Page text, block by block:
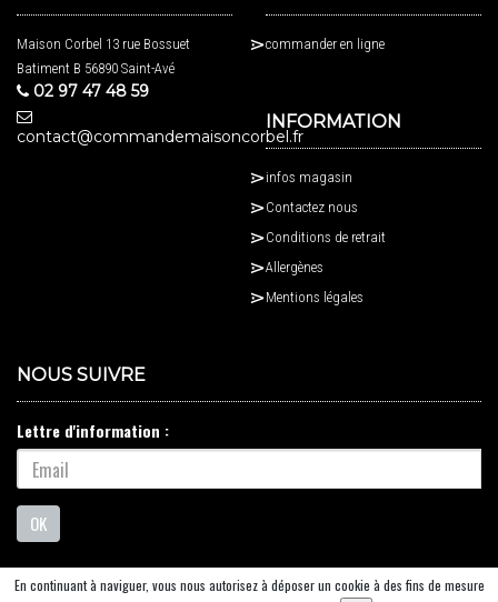
Maison Corbel 13 rue Bossuet
Batiment B 56890 Saint-Avé
02 97 47 48 59
contact@commandemaisoncorbel.fr
commander en ligne
INFORMATION
infos magasin
Contactez nous
Conditions de retrait
Allergènes
Mentions légales
NOUS SUIVRE
Lettre d'information :
OK
En continuant à naviguer, vous nous autorisez à déposer un cookie à des fins de mesure